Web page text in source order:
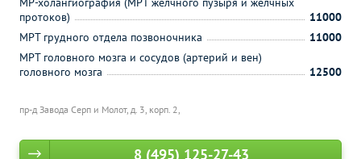
пр-д Завода Серп и Молот, д. 3, корп. 2,
протоков)
11000
МРТ грудного отдела позвоночника
11000
МРТ головного мозга и сосудов (артерий и вен)
головного мозга
12500
8 (495) 125-27-43